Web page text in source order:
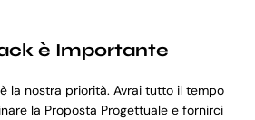
è Importante
la nostra priorità. Avrai tutto il tempo
la Proposta Progettuale e fornirci